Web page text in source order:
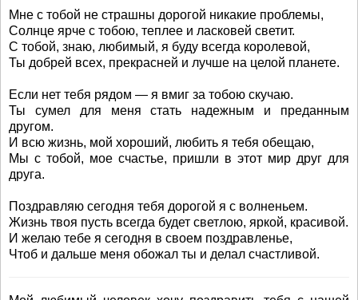
Мне с тобой не страшны дорогой никакие проблемы,
Солнце ярче с тобою, теплее и ласковей светит.
С тобой, знаю, любимый, я буду всегда королевой,
Ты добрей всех, прекрасней и лучше на целой планете.
Если нет тебя рядом — я вмиг за тобою скучаю.
Ты сумел для меня стать надежным и преданным
другом.
И всю жизнь, мой хороший, любить я тебя обещаю,
Мы с тобой, мое счастье, пришли в этот мир друг для
друга.
Поздравляю сегодня тебя дорогой я с волненьем.
Жизнь твоя пусть всегда будет светлою, яркой, красивой.
И желаю тебе я сегодня в своем поздравленье,
Чтоб и дальше меня обожал ты и делал счастливой.